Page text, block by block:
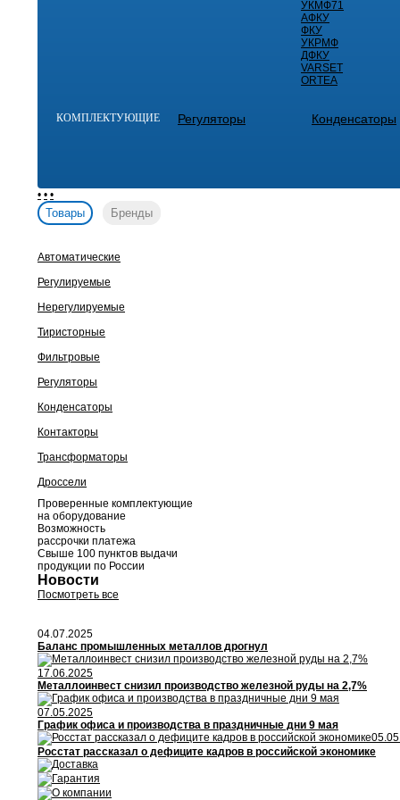
УКМФ71
АФКУ
ФКУ
УКРМФ
ДФКУ
VARSET
ORTEA
КОМПЛЕКТУЮЩИЕ Регуляторы Конденсаторы
• • •
Товары Бренды
Автоматические
Регулируемые
Нерегулируемые
Тиристорные
Фильтровые
Регуляторы
Конденсаторы
Контакторы
Трансформаторы
Дроссели
Проверенные комплектующие
на оборудование
Возможность
рассрочки платежа
Свыше 100 пунктов выдачи
продукции по России
Новости
Посмотреть все
04.07.2025
Баланс промышленных металлов дрогнул
17.06.2025
Металлоинвест снизил производство железной руды на 2,7%
07.05.2025
График офиса и производства в праздничные дни 9 мая
Росстат рассказал о дефиците кадров в российской экономике